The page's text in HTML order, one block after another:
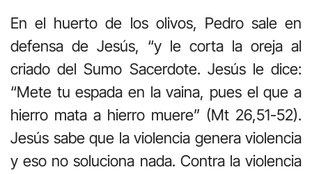
En el huerto de los olivos, Pedro sale en
defensa de Jesús, “y le corta la oreja al
criado del Sumo Sacerdote. Jesús le dice:
“Mete tu espada en la vaina, pues el que a
hierro mata a hierro muere” (Mt 26,51-52).
Jesús sabe que la violencia genera violencia
y eso no soluciona nada. Contra la violencia